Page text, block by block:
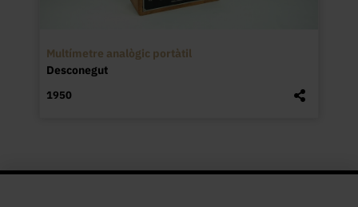
Multímetre analògic portàtil
Desconegut
1950